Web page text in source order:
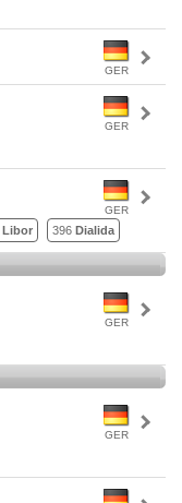
GER
GER
GER
Libor 396 Dialida
GER
GER